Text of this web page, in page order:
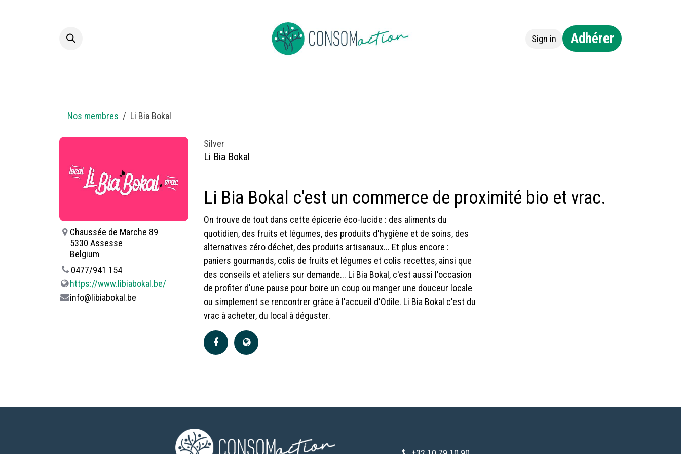
Sign in Adhérer
Nos membres Li Bia Bokal
Chaussée de Marche 89
5330 Assesse
Belgium
0477/941 154
https://www.libiabokal.be/
info@libiabokal.be
Silver
Li Bia Bokal
Li Bia Bokal c'est un commerce de proximité bio et vrac.
On trouve de tout dans cette épicerie éco-lucide : des aliments du
quotidien, des fruits et légumes, des produits d'hygiène et de soins, des
alternatives zéro déchet, des produits artisanaux... Et plus encore :
paniers gourmands, colis de fruits et légumes et colis recettes, ainsi que
des conseils et ateliers sur demande... Li Bia Bokal, c'est aussi l'occasion
de profiter d'une pause pour boire un coup ou manger une douceur locale
ou simplement se rencontrer grâce à l'accueil d'Odile. Li Bia Bokal c'est du
vrac à acheter, du local à déguster.